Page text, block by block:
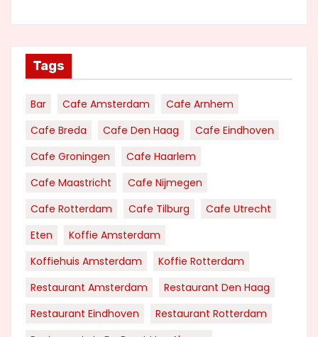
Tags
Bar Cafe Amsterdam
Cafe Arnhem
Cafe Breda
Cafe Den Haag
Cafe Eindhoven
Cafe Groningen
Cafe Haarlem
Cafe Maastricht
Cafe Nijmegen
Cafe Rotterdam
Cafe Tilburg
Cafe Utrecht
Eten
Koffie Amsterdam
Koffiehuis Amsterdam
Koffie Rotterdam
Restaurant Amsterdam
Restaurant Den Haag
Restaurant Eindhoven
Restaurant Rotterdam